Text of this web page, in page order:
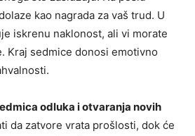
kao nagrada za vaš trud. U
iskrenu naklonost, ali vi morate
Kraj sedmice donosi emotivno
odluka i otvaranja novih
da zatvore vrata prošlosti, dok će